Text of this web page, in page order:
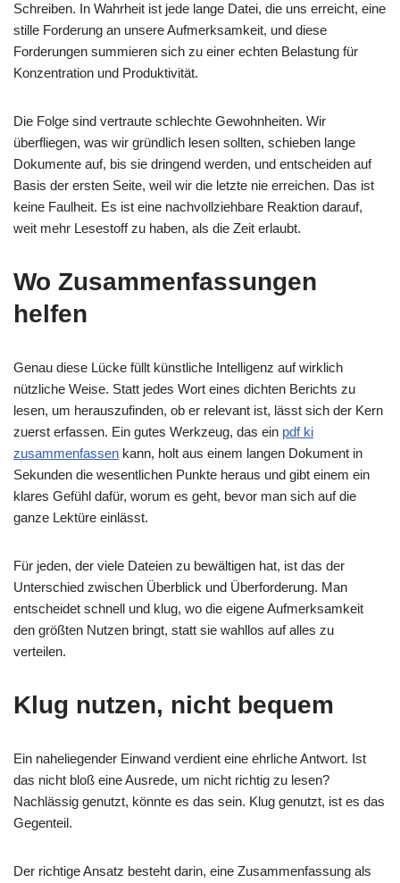
Schreiben. In Wahrheit ist jede lange Datei, die uns erreicht, eine
stille Forderung an unsere Aufmerksamkeit, und diese
Forderungen summieren sich zu einer echten Belastung für
Konzentration und Produktivität.
Die Folge sind vertraute schlechte Gewohnheiten. Wir
überfliegen, was wir gründlich lesen sollten, schieben lange
Dokumente auf, bis sie dringend werden, und entscheiden auf
Basis der ersten Seite, weil wir die letzte nie erreichen. Das ist
keine Faulheit. Es ist eine nachvollziehbare Reaktion darauf,
weit mehr Lesestoff zu haben, als die Zeit erlaubt.
Wo Zusammenfassungen
helfen
Genau diese Lücke füllt künstliche Intelligenz auf wirklich
nützliche Weise. Statt jedes Wort eines dichten Berichts zu
lesen, um herauszufinden, ob er relevant ist, lässt sich der Kern
zuerst erfassen. Ein gutes Werkzeug, das ein pdf ki
zusammenfassen kann, holt aus einem langen Dokument in
Sekunden die wesentlichen Punkte heraus und gibt einem ein
klares Gefühl dafür, worum es geht, bevor man sich auf die
ganze Lektüre einlässt.
Für jeden, der viele Dateien zu bewältigen hat, ist das der
Unterschied zwischen Überblick und Überforderung. Man
entscheidet schnell und klug, wo die eigene Aufmerksamkeit
den größten Nutzen bringt, statt sie wahllos auf alles zu
verteilen.
Klug nutzen, nicht bequem
Ein naheliegender Einwand verdient eine ehrliche Antwort. Ist
das nicht bloß eine Ausrede, um nicht richtig zu lesen?
Nachlässig genutzt, könnte es das sein. Klug genutzt, ist es das
Gegenteil.
Der richtige Ansatz besteht darin, eine Zusammenfassung als